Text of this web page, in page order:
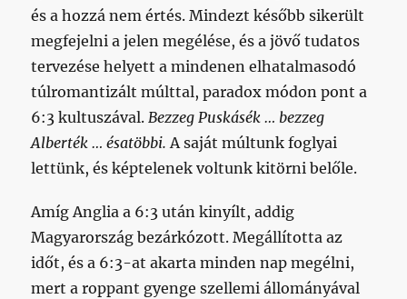
és a hozzá nem értés. Mindezt később sikerült
megfejelni a jelen megélése, és a jövő tudatos
tervezése helyett a mindenen elhatalmasodó
túlromantizált múlttal, paradox módon pont a
6:3 kultuszával. Bezzeg Puskásék … bezzeg
Alberték … ésatöbbi. A saját múltunk foglyai
lettünk, és képtelenek voltunk kitörni belőle.
Amíg Anglia a 6:3 után kinyílt, addig
Magyarország bezárkózott. Megállította az
időt, és a 6:3-at akarta minden nap megélni,
mert a roppant gyenge szellemi állományával